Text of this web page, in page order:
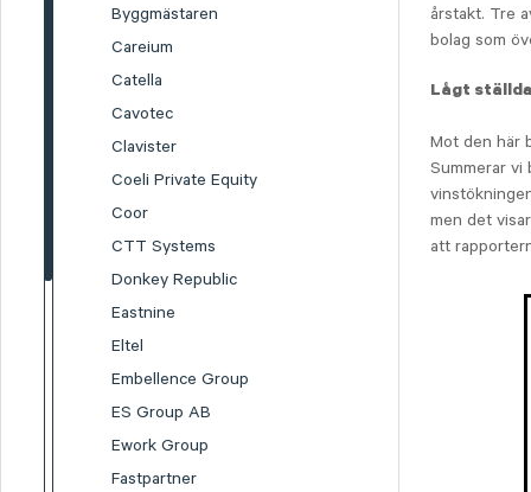
Byggmästaren
Careium
Catella
Cavotec
Clavister
Coeli Private Equity
Coor
CTT Systems
Donkey Republic
Eastnine
Eltel
Embellence Group
ES Group AB
Ework Group
Fastpartner
årstakt. Tre
bolag som
Lågt
Mot den här
Summerar vi
men det
att